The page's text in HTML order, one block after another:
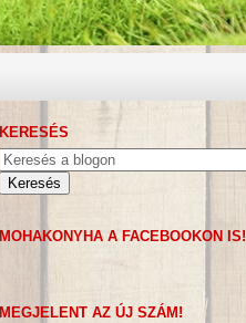
KERESÉS
MOHAKONYHA A FACEBOOKON IS!
MEGJELENT AZ ÚJ SZÁM!